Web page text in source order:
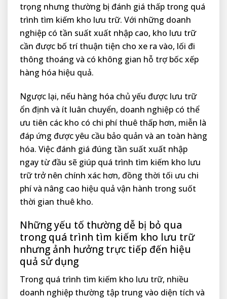
trọng nhưng thường bị đánh giá thấp trong quá
trình tìm kiếm kho lưu trữ. Với những doanh
nghiệp có tần suất xuất nhập cao, kho lưu trữ
cần được bố trí thuận tiện cho xe ra vào, lối đi
thông thoáng và có không gian hỗ trợ bốc xếp
hàng hóa hiệu quả.
Ngược lại, nếu hàng hóa chủ yếu được lưu trữ
ổn định và ít luân chuyển, doanh nghiệp có thể
ưu tiên các kho có chi phí thuê thấp hơn, miễn là
đáp ứng được yêu cầu bảo quản và an toàn hàng
hóa. Việc đánh giá đúng tần suất xuất nhập
ngay từ đầu sẽ giúp quá trình tìm kiếm kho lưu
trữ trở nên chính xác hơn, đồng thời tối ưu chi
phí và nâng cao hiệu quả vận hành trong suốt
thời gian thuê kho.
Những yếu tố thường dễ bị bỏ qua
trong quá trình tìm kiếm kho lưu trữ
nhưng ảnh hưởng trực tiếp đến hiệu
quả sử dụng
Trong quá trình tìm kiếm kho lưu trữ, nhiều
doanh nghiệp thường tập trung vào diện tích và